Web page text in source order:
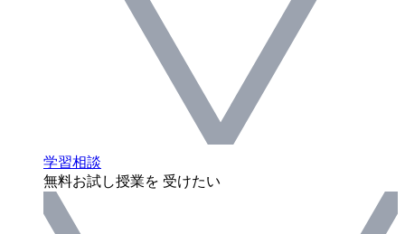
学習相談
無料お試し授業を 受けたい